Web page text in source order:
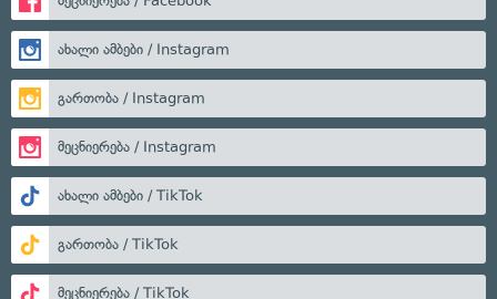
ახალი ამბები / Instagram
გართობა / Instagram
მეცნიერება / Instagram
ახალი ამბები / TikTok
გართობა / TikTok
მეცნიერება / TikTok